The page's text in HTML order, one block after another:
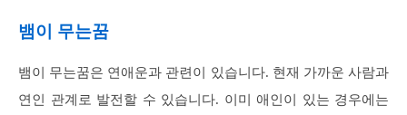
뱀이 무는꿈
뱀이 무는꿈은 연애운과 관련이 있습니다. 현재 가까운 사람과
연인 관계로 발전할 수 있습니다. 이미 애인이 있는 경우에는